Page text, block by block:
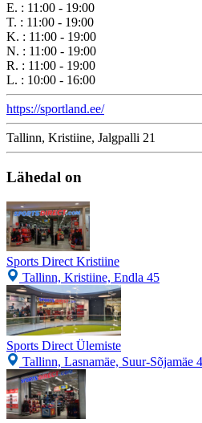
E. : 11:00 - 19:00
T. : 11:00 - 19:00
K. : 11:00 - 19:00
N. : 11:00 - 19:00
R. : 11:00 - 19:00
L. : 10:00 - 16:00
https://sportland.ee/
Tallinn, Kristiine, Jalgpalli 21
Lähedal on
Sports Direct Kristiine
Tallinn, Kristiine, Endla 45
Sports Direct Ülemiste
Tallinn, Lasnamäe, Suur-Sõjamäe 4